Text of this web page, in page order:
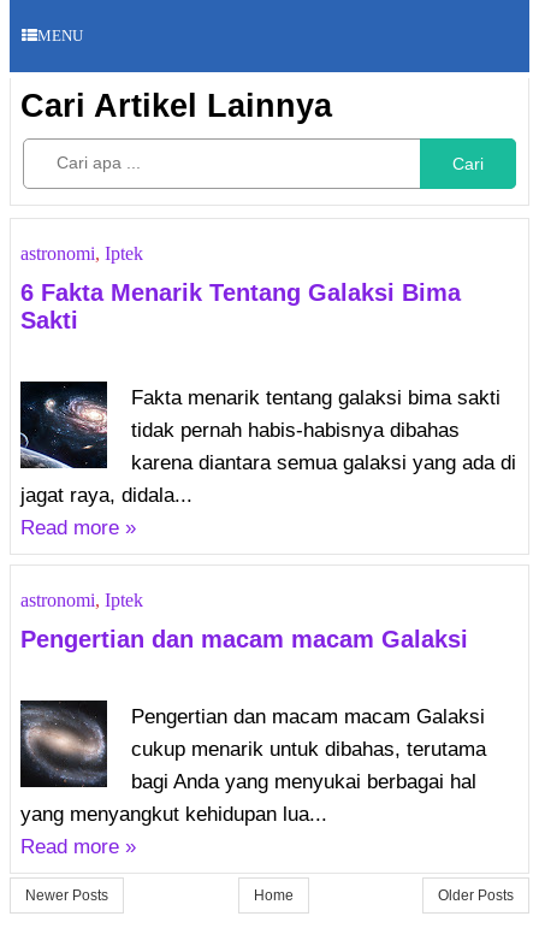
MENU
Cari Artikel Lainnya
Cari
astronomi, Iptek
6 Fakta Menarik Tentang Galaksi Bima
Sakti
Fakta menarik tentang galaksi bima sakti
tidak pernah habis-habisnya dibahas
karena diantara semua galaksi yang ada di
jagat raya, didala...
Read more »
astronomi, Iptek
Pengertian dan macam macam Galaksi
Pengertian dan macam macam Galaksi
cukup menarik untuk dibahas, terutama
bagi Anda yang menyukai berbagai hal
yang menyangkut kehidupan lua...
Read more »
Newer Posts Older Posts
Home